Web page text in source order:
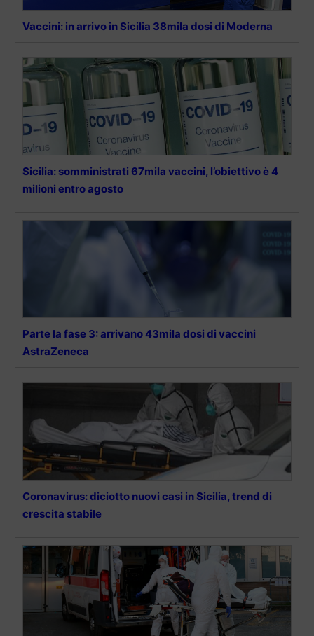
Vaccini: in arrivo in Sicilia 38mila dosi di Moderna
Sicilia: somministrati 67mila vaccini, l’obiettivo è 4
milioni entro agosto
Parte la fase 3: arrivano 43mila dosi di vaccini
AstraZeneca
Coronavirus: diciotto nuovi casi in Sicilia, trend di
crescita stabile